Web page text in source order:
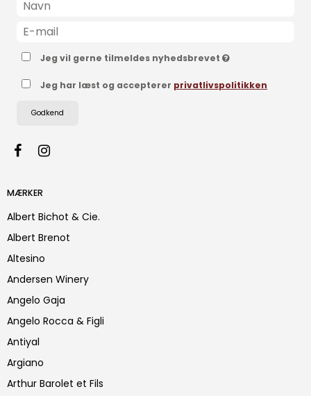
Jeg vil gerne tilmeldes nyhedsbrevet
Jeg har læst og accepterer privatlivspolitikken
Godkend
MÆRKER
Albert Bichot & Cie.
Albert Brenot
Altesino
Andersen Winery
Angelo Gaja
Angelo Rocca & Figli
Antiyal
Argiano
Arthur Barolet et Fils